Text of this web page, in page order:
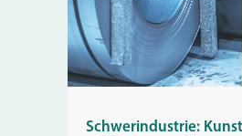
Schwerindustrie: